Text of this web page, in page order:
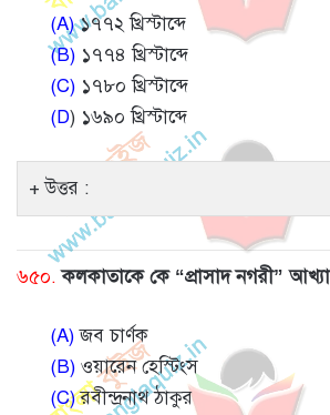
(A)১৭৭২ খ্রিস্টাব্দে
(B) ১৭৭৪ খ্রিস্টাব্দে
(C) ১৭৮০ খ্রিস্টাব্দে
(D) ১৬৯০ খ্রিস্টাব্দে
উত্তর :
৬৫০. কলকাতাকে কে “প্রাসাদ নগরী”
(A)জব চার্ণক
(B) ওয়ারেন হেস্টিংস
(C)রবীন্দ্রনাথ ঠাকুর